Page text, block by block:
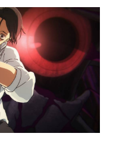
2)
Lives Alone
Dress-Up